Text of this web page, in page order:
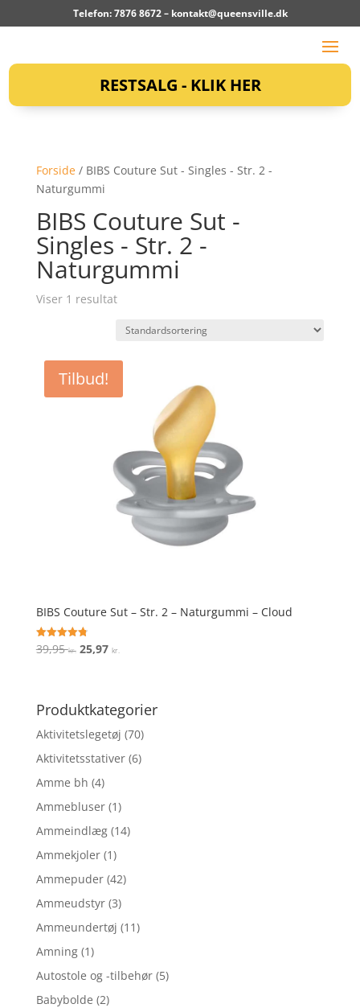
Telefon: 7876 8672 – kontakt@queensville.dk
RESTSALG - KLIK HER
Forside/ BIBS Couture Sut - Singles - Str. 2 -
Naturgummi
BIBS Couture Sut -
Singles - Str. 2 -
Naturgummi
Viser 1 resultat
Tilbud!
BIBS Couture Sut – Str. 2 – Naturgummi – Cloud
Vurderet
4.8
39,95kr. Den
var:
39,95 kr..
25,97 kr.
25,97 kr..
Produktkategorier
Aktivitetslegetøj (70)
Aktivitetsstativer (6)
Amme bh (4)
Ammebluser (1)
Ammeindlæg (14)
Ammekjoler (1)
Ammepuder (42)
Ammeudstyr (3)
Ammeundertøj (11)
Amning (1)
Autostole og -tilbehør (5)
Babybolde (2)